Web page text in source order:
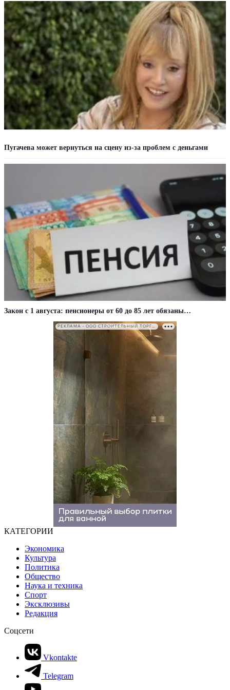
Пугачева может вернуться на сцену из-за проблем с деньгами
Закон с 1 августа: пенсионеры от 60 до 85 лет обязаны…
РЕКЛАМА • ООО СТРОИТЕЛЬНЫЙ ТОРГОВЫЙ ДОМ «ПЕТРОВИЧ». ИНН: 7802348846
КАТЕГОРИИ
Экономика
Культура
Политика
Общество
Наука и техника
Спорт
Эксклюзивы
Редакция
Соцсети
Vkontakte
Telegram